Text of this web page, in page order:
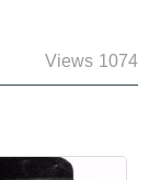
1074 Views